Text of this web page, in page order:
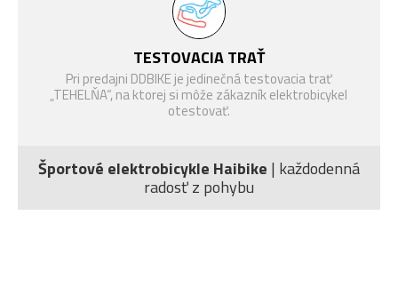
TESTOVACIA TRAŤ
Pri predajni DDBIKE je jedinečná testovacia trať
„TEHELŇA“, na ktorej si môže zákazník elektrobicykel
otestovať.
Športové elektrobicykle Haibike | každodenná
radosť z pohybu
Freeridepedal mit Reflektor,
hliník
26 kg
MAX.
120 kg
VEĽKOSŤ
27.5"
Puzdrá a držiaky na
telefóny Helmy